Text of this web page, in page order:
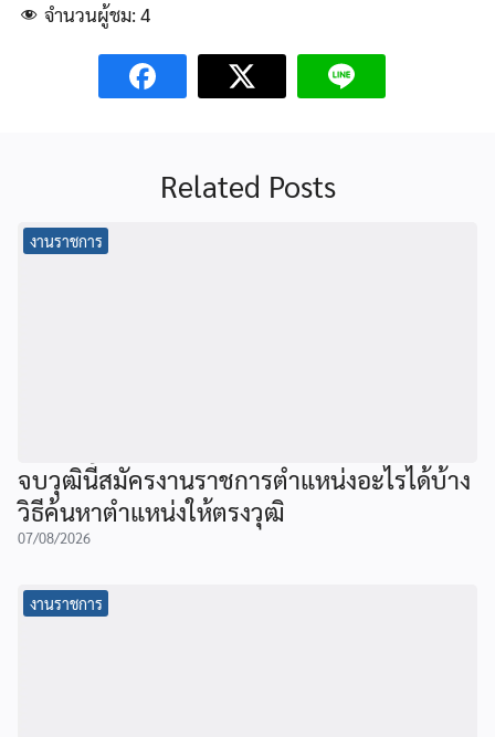
จำนวนผู้ชม: 4
Related Posts
งานราชการ
จบวุฒินี้สมัครงานราชการตำแหน่งอะไรได้บ้าง
วิธีค้นหาตำแหน่งให้ตรงวุฒิ
07/08/2026
งานราชการ